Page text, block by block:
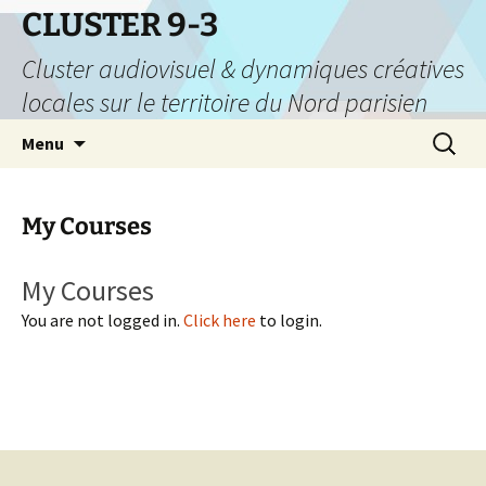
CLUSTER 9-3
Cluster audiovisuel & dynamiques créatives
locales sur le territoire du Nord parisien
Menu
My Courses
My Courses
You are not logged in. Click here to login.